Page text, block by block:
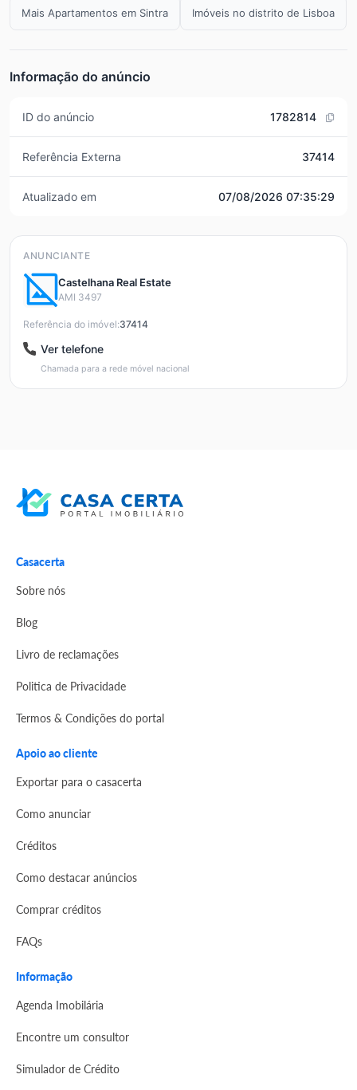
Mais Apartamentos em Sintra Imóveis no distrito de Lisboa
Informação do anúncio
ID do anúncio 1782814
Referência Externa 37414
Atualizado em 07/08/2026 07:35:29
ANUNCIANTE
Castelhana Real Estate
AMI 3497
Referência do imóvel:37414
Ver telefone
Chamada para a rede móvel nacional
Casacerta
Sobre nós
Blog
Livro de reclamações
Politica de Privacidade
Termos & Condições do portal
Apoio ao cliente
Exportar para o casacerta
Como anunciar
Créditos
Como destacar anúncios
Comprar créditos
FAQs
Informação
Agenda Imobilária
Encontre um consultor
Simulador de Crédito